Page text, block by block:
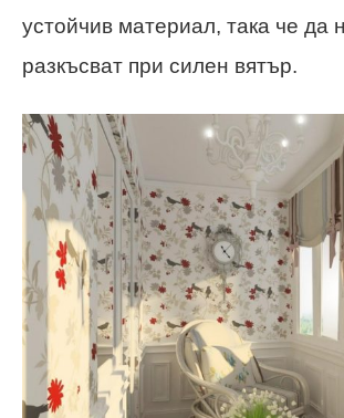
устойчив материал, така че да
разкъсват при силен вятър.